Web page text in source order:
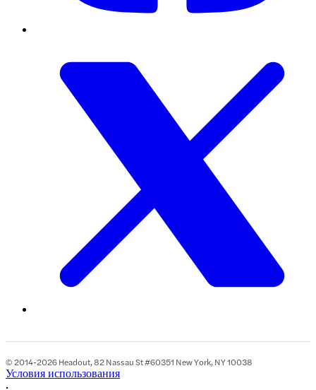
© 2014-2026 Headout, 82 Nassau St #60351 New York, NY 10038
Условия использования
•